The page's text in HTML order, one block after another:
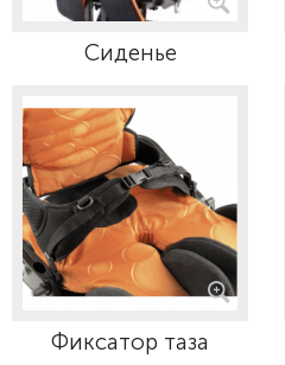
Сиденье
Фиксатор таза